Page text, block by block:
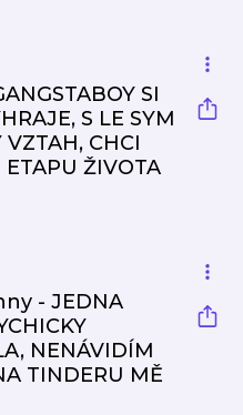
SI
S LE SYM
CHCI
ŽIVOTA
- JEDNA
NENÁVIDÍM
TINDERU MĚ